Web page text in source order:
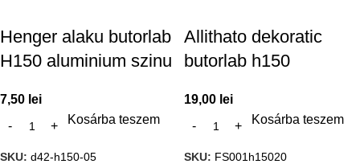
Henger alaku butorlab
H150 aluminium szinu
7,50 lei
Kosárba teszem
SKU: d42-h150-05
Allithato dekoratic
butorlab h150
19,00 lei
Kosárba teszem
SKU: FS001h15020